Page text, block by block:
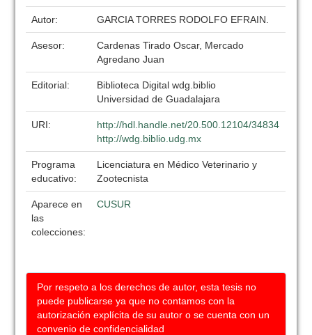
Autor: GARCIA TORRES RODOLFO EFRAIN.
Asesor:
Cardenas Tirado Oscar, Mercado
Agredano Juan
Editorial:
Biblioteca Digital wdg.biblio
Universidad de Guadalajara
URI:
http://hdl.handle.net/20.500.12104/34834
http://wdg.biblio.udg.mx
Programa
educativo:
Licenciatura en Médico Veterinario y
Zootecnista
Aparece en
las
colecciones:
CUSUR
Por respeto a los derechos de autor, esta tesis no
puede publicarse ya que no contamos con la
autorización explícita de su autor o se cuenta con un
convenio de confidencialidad